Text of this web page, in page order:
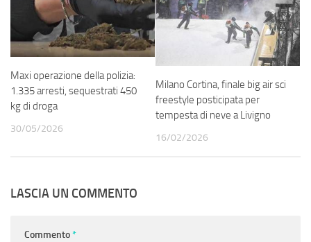
Maxi operazione della polizia:
1.335 arresti, sequestrati 450
kg di droga
30/05/2026
Milano Cortina, finale big air sci
freestyle posticipata per
tempesta di neve a Livigno
16/02/2026
LASCIA UN COMMENTO
Commento*